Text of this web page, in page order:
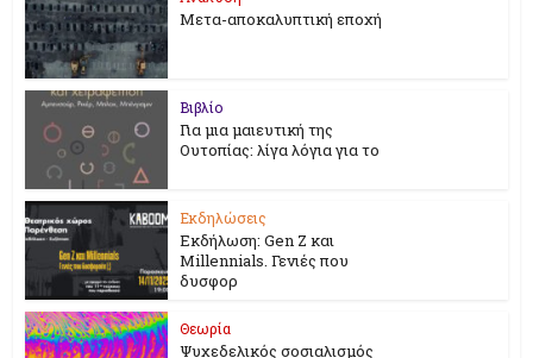
Μετα-αποκαλυπτική εποχή
Βιβλίο
Για μια μαιευτική της
Ουτοπίας: λίγα λόγια για το
Εκδηλώσεις
Εκδήλωση: Gen Z και
Millennials. Γενιές που
δυσφορ
Θεωρία
Ψυχεδελικός σοσιαλισμός